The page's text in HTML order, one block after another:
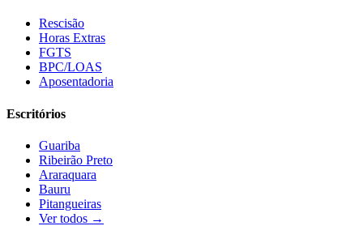
Rescisão
Horas Extras
FGTS
BPC/LOAS
Aposentadoria
Escritórios
Guariba
Ribeirão Preto
Araraquara
Bauru
Pitangueiras
Ver todos →